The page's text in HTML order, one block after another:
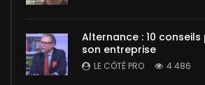
Alternance : 10
son entreprise
LE CÔTÉ PRO 4 486